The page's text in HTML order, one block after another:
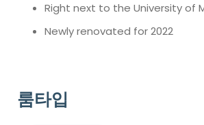
Right next to the University of
Newly renovated for 2022
룸타입